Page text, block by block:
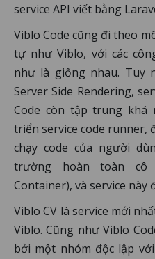
service API viết bằng
Viblo Code cũng đi theo
tự như Viblo, với các
như là giống nhau. Tuy
Server Side Rendering,
Code còn tập trung khá
triển service code runner,
chạy code của người
trường hoàn toàn cô
Container), và service này
Viblo CV là service mới
Viblo. Cũng như Viblo
bởi một nhóm độc lập